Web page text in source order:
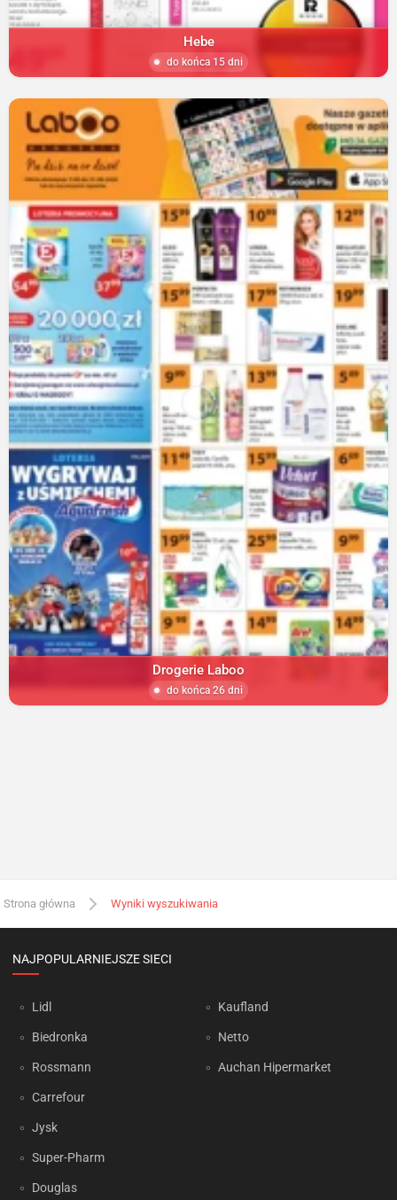
Hebe
do końca 15 dni
Drogerie Laboo
do końca 26 dni
Strona główna Wyniki wyszukiwania
NAJPOPULARNIEJSZE SIECI
Lidl
Biedronka
Rossmann
Carrefour
Jysk
Super-Pharm
Douglas
Kaufland
Netto
Auchan Hipermarket